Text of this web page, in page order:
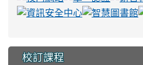
校訂課程